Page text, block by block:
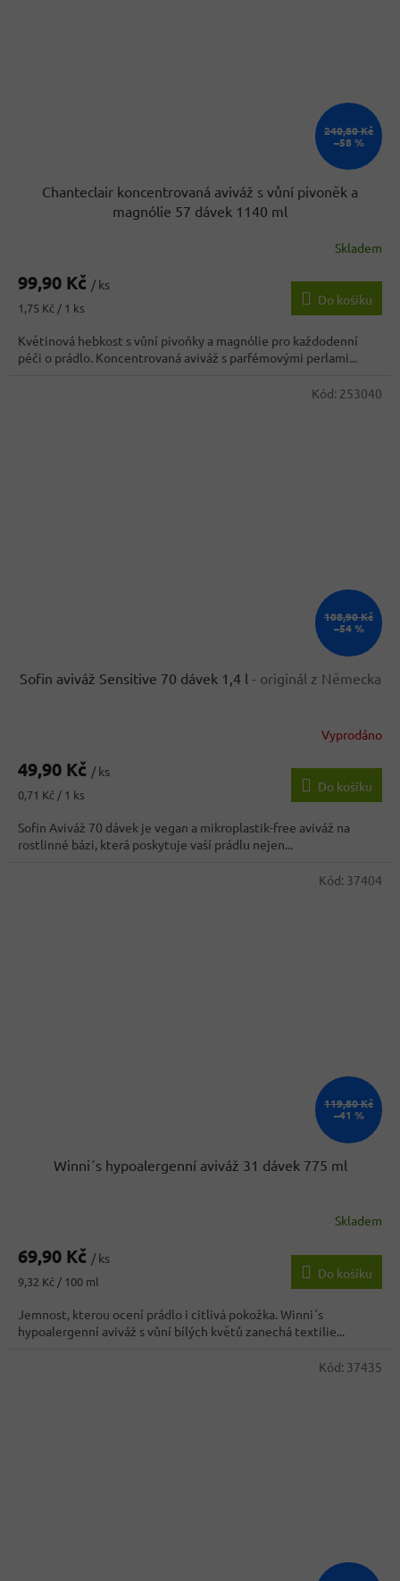
240,80 Kč
–58 %
Chanteclair koncentrovaná aviváž s vůní pivoněk a
magnólie 57 dávek 1140 ml
Skladem
99,90 Kč / ks
Měrná
1,75 Kč / 1 ks
Do košíku
Květinová hebkost s vůní pivoňky a magnólie pro každodenní
péči o prádlo. Koncentrovaná aviváž s parfémovými perlami...
108,90 Kč
–54 %
Sofin aviváž Sensitive 70 dávek 1,4 l - originál z Německa
Vyprodáno
49,90 Kč / ks
Měrná
0,71 Kč / 1 ks
Do košíku
Sofin Aviváž 70 dávek je vegan a mikroplastik-free aviváž na
rostlinné bázi, která poskytuje vaší prádlu nejen...
Kód: 253040
119,80 Kč
–41 %
Winni´s hypoalergenní aviváž 31 dávek 775 ml
Skladem
69,90 Kč / ks
Měrná
9,32 Kč / 100 ml
Do košíku
Jemnost, kterou ocení prádlo i citlivá pokožka. Winni´s
hypoalergenní aviváž s vůní bílých květů zanechá textilie...
Kód: 37404
Kód: 37435